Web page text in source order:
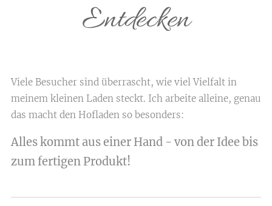
Entdecken
Viele Besucher sind überrascht, wie viel Vielfalt in
meinem kleinen Laden steckt. Ich arbeite alleine, genau
das macht den Hofladen so besonders:
Alles kommt aus einer Hand - von der Idee bis
zum fertigen Produkt!